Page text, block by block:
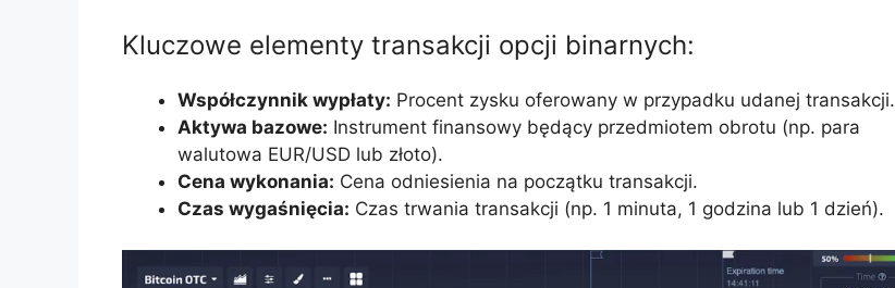
Kluczowe elementy transakcji opcji binarnych:
Współczynnik wypłaty: Procent zysku oferowany w przypadku udanej transakcji.
Aktywa bazowe: Instrument finansowy będący przedmiotem obrotu (np. para
walutowa EUR/USD lub złoto).
Cena wykonania: Cena odniesienia na początku transakcji.
Czas wygaśnięcia: Czas trwania transakcji (np. 1 minuta, 1 godzina lub 1 dzień).